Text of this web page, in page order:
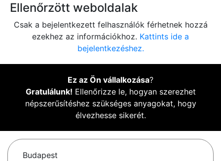
Ellenőrzött weboldalak
Csak a bejelentkezett felhasználók férhetnek hozzá
ezekhez az információkhoz. Kattints ide a
bejelentkezéshez.
Ez az Ön vállalkozása?
Gratulálunk! Ellenőrizze le, hogyan szerezhet
népszerűsítéshez szükséges anyagokat, hogy
élvezhesse sikerét.
Budapest